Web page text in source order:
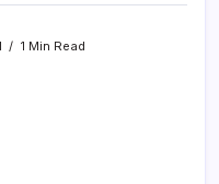
1 Min Read